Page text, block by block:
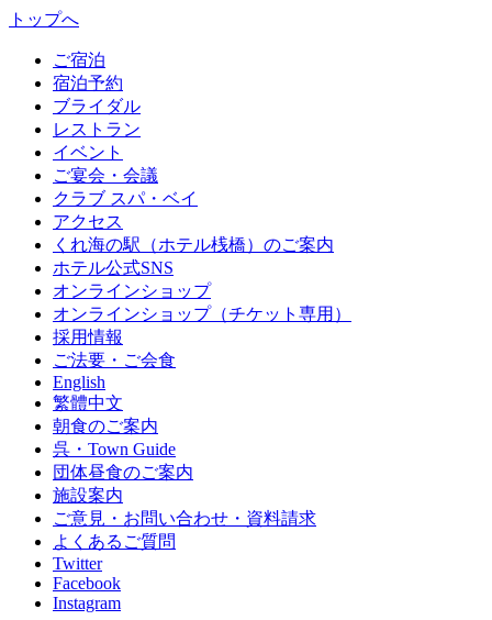
トップへ
ご宿泊
宿泊予約
ブライダル
レストラン
イベント
ご宴会・会議
クラブ スパ・ベイ
アクセス
くれ海の駅（ホテル桟橋）のご案内
ホテル公式SNS
オンラインショップ
オンラインショップ（チケット専用）
採用情報
ご法要・ご会食
English
繁體中文
朝食のご案内
呉・Town Guide
団体昼食のご案内
施設案内
ご意見・お問い合わせ・資料請求
よくあるご質問
Twitter
Facebook
Instagram